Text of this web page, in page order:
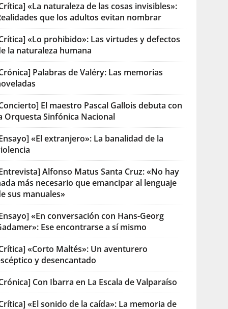
«La naturaleza de las cosas invisibles»:
que los adultos evitan nombrar
«Lo prohibido»: Las virtudes y defectos
la naturaleza humana
Palabras de Valéry: Las memorias
El maestro Pascal Gallois debuta con
Orquesta Sinfónica Nacional
«El extranjero»: La banalidad de la
Alfonso Matus Santa Cruz: «No hay
más necesario que emancipar al lenguaje
sus manuales»
«En conversación con Hans-Georg
Ese encontrarse a sí mismo
«Corto Maltés»: Un aventurero
y desencantado
Con Ibarra en La Escala de Valparaíso
«El sonido de la caída»: La memoria de